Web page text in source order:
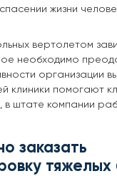
жизни
вертолетом
необходимо
организации
клиники помогают
в штате компании
заказать
тяжелых